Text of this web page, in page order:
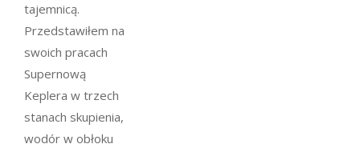
tajemnicą.
Przedstawiłem na
swoich pracach
Supernową
Keplera w trzech
stanach skupienia,
wodór w obłoku